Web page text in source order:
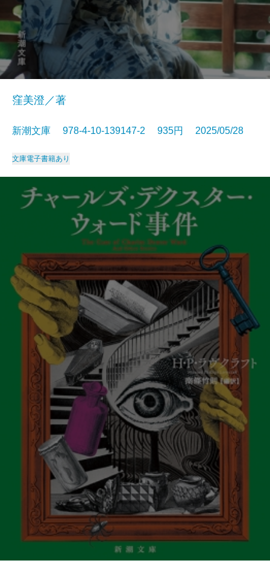
窪美澄／著
新潮文庫 978-4-10-139147-2 935円 2025/05/28
文庫電子書籍あり